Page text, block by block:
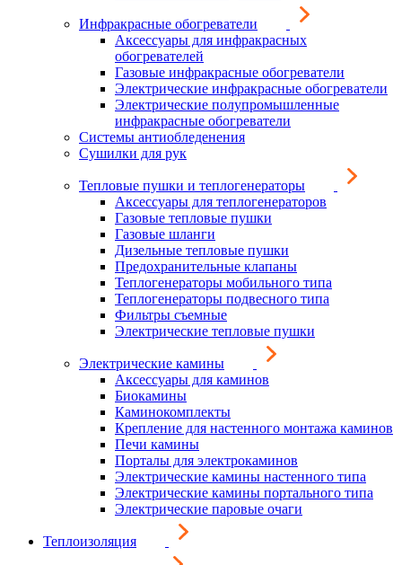
Инфракрасные обогреватели
Аксессуары для инфракрасных
обогревателей
Газовые инфракрасные обогреватели
Электрические инфракрасные обогреватели
Электрические полупромышленные
инфракрасные обогреватели
Системы антиобледенения
Сушилки для рук
Тепловые пушки и теплогенераторы
Аксессуары для теплогенераторов
Газовые тепловые пушки
Газовые шланги
Дизельные тепловые пушки
Предохранительные клапаны
Теплогенераторы мобильного типа
Теплогенераторы подвесного типа
Фильтры съемные
Электрические тепловые пушки
Электрические камины
Аксессуары для каминов
Биокамины
Каминокомплекты
Крепление для настенного монтажа каминов
Печи камины
Порталы для электрокаминов
Электрические камины настенного типа
Электрические камины портального типа
Электрические паровые очаги
Теплоизоляция